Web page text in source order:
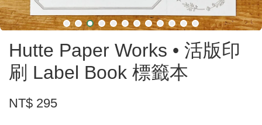
Hutte Paper Works • 活版印
刷 Label Book 標籤本
NT$ 295